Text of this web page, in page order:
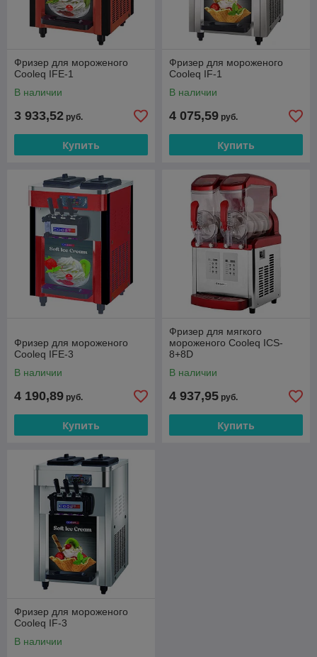
Фризер для мороженого
Cooleq IFE-1
В наличии
3 933,52 руб.
Купить
Фризер для мороженого
Cooleq IF-1
В наличии
4 075,59 руб.
Купить
Фризер для мороженого
Cooleq IFE-3
В наличии
4 190,89 руб.
Купить
Фризер для мягкого
мороженого Cooleq ICS-
8+8D
В наличии
4 937,95 руб.
Купить
Фризер для мороженого
Cooleq IF-3
В наличии